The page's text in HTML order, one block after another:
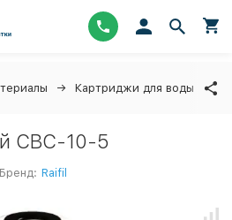
Картриджи для воды ↓
CBC-10-5
Бренд: Raifil